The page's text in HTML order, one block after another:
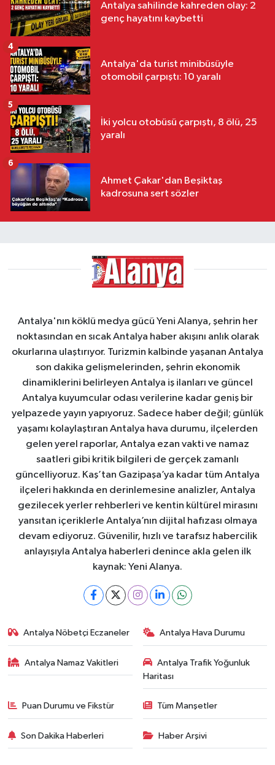
Antalya sahilinde kahreden olay: 2
genç hayatını kaybetti
Antalya'da turist minibüsüyle
otomobil çarpıştı: 10 yaralı
4
İki yolcu otobüsü çarpıştı, 8 ölü, 25
yaralı
5
Ahmet Çakar'dan Beşiktaş
kadrosuna sert sözler
6
Antalya'nın köklü medya gücü Yeni Alanya, şehrin her
noktasından en sıcak Antalya haber akışını anlık olarak
okurlarına ulaştırıyor. Turizmin kalbinde yaşanan Antalya
son dakika gelişmelerinden, şehrin ekonomik
dinamiklerini belirleyen Antalya iş ilanları ve güncel
Antalya kuyumcular odası verilerine kadar geniş bir
yelpazede yayın yapıyoruz. Sadece haber değil; günlük
yaşamı kolaylaştıran Antalya hava durumu, ilçelerden
gelen yerel raporlar, Antalya ezan vakti ve namaz
saatleri gibi kritik bilgileri de gerçek zamanlı
güncelliyoruz. Kaş’tan Gazipaşa’ya kadar tüm Antalya
ilçeleri hakkında en derinlemesine analizler, Antalya
gezilecek yerler rehberleri ve kentin kültürel mirasını
yansıtan içeriklerle Antalya’nın dijital hafızası olmaya
devam ediyoruz. Güvenilir, hızlı ve tarafsız habercilik
anlayışıyla Antalya haberleri denince akla gelen ilk
kaynak: Yeni Alanya.
Antalya Nöbetçi Eczaneler Antalya Hava Durumu
Antalya Namaz Vakitleri
Antalya Trafik Yoğunluk
Haritası
Puan Durumu ve Fikstür Tüm Manşetler
Son Dakika Haberleri Haber Arşivi